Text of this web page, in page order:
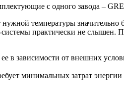
с одного завода –
температуры
практически не слышен.
в зависимости от внешних
минимальных затрат